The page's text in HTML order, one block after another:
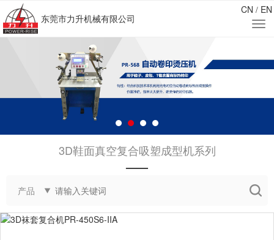
东莞市力升机械有限公司
CN / EN
3D鞋面真空复合吸塑成型机系列
——
产品